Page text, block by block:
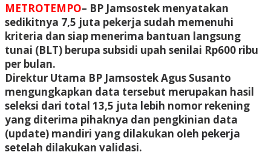
METROTEMPO– BP Jamsostek menyatakan
sedikitnya 7,5 juta pekerja sudah memenuhi
kriteria dan siap menerima bantuan langsung
tunai (BLT) berupa subsidi upah senilai Rp600 ribu
per bulan.
Direktur Utama BP Jamsostek Agus Susanto
mengungkapkan data tersebut merupakan hasil
seleksi dari total 13,5 juta lebih nomor rekening
yang diterima pihaknya dan pengkinian data
(update) mandiri yang dilakukan oleh pekerja
setelah dilakukan validasi.